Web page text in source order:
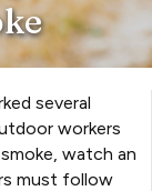
several
workers
watch an
must follow